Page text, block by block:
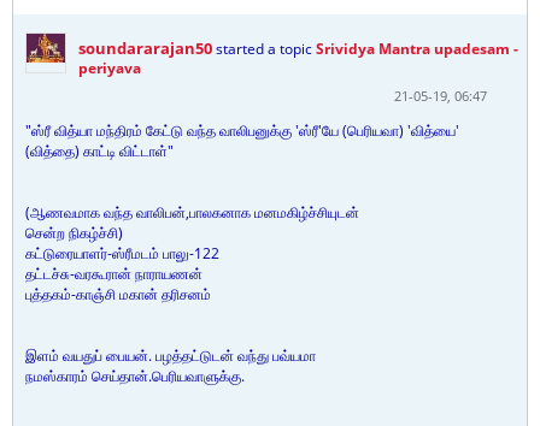
soundararajan50started a topicSrividya Mantra upadesam -
periyava
21-05-19, 06:47
"ஸ்ரீ வித்யா மந்திரம் கேட்டு வந்த வாலிபனுக்கு 'ஸ்ரீ'யே (பெரியவா) 'வித்யை'
(வித்தை) காட்டி விட்டாள்"
(ஆணவமாக வந்த வாலிபன்,பாலகனாக மனமகிழ்ச்சியுடன்
சென்ற நிகழ்ச்சி)
கட்டுரையாளர்-ஸ்ரீமடம் பாலு-122
தட்டச்சு-வரகூரான் நாராயணன்
புத்தகம்-காஞ்சி மகான் தரிசனம்
இளம் வயதுப் பையன். பழத்தட்டுடன் வந்து பவ்யமா
நமஸ்காரம் செய்தான்.பெரியவாளுக்கு.